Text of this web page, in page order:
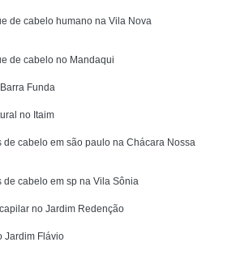
de cabelo humano na Vila Nova
de cabelo no Mandaqui
Funda
no Itaim
de cabelo em são paulo na Chácara Nossa
cabelo em sp na Vila Sônia
no Jardim Redenção
Jardim Flávio